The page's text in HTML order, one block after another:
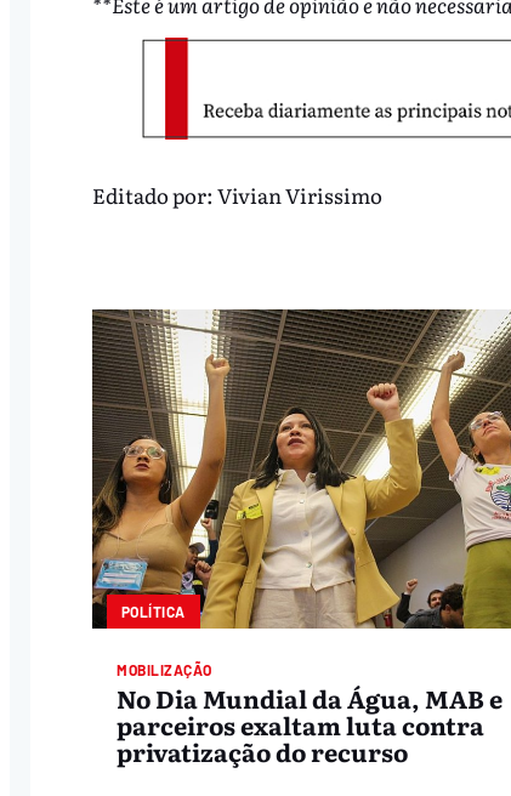
Editado por: Vivian Virissimo
POLÍTICA
MOBILIZAÇÃO
No Dia Mundial da Água, MAB e
parceiros exaltam luta contra
privatização do recurso